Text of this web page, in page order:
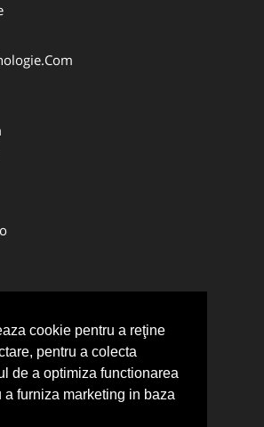
cookie pentru a reţine
pentru a colecta
de a optimiza functionarea
furniza marketing in baza